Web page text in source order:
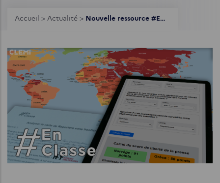
Fil
Accueil > Actualité > Nouvelle ressource #EnClasse : Comprendre la carte de Reporters sans frontières